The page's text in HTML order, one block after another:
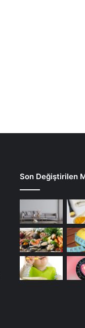
Son Değiştirilen